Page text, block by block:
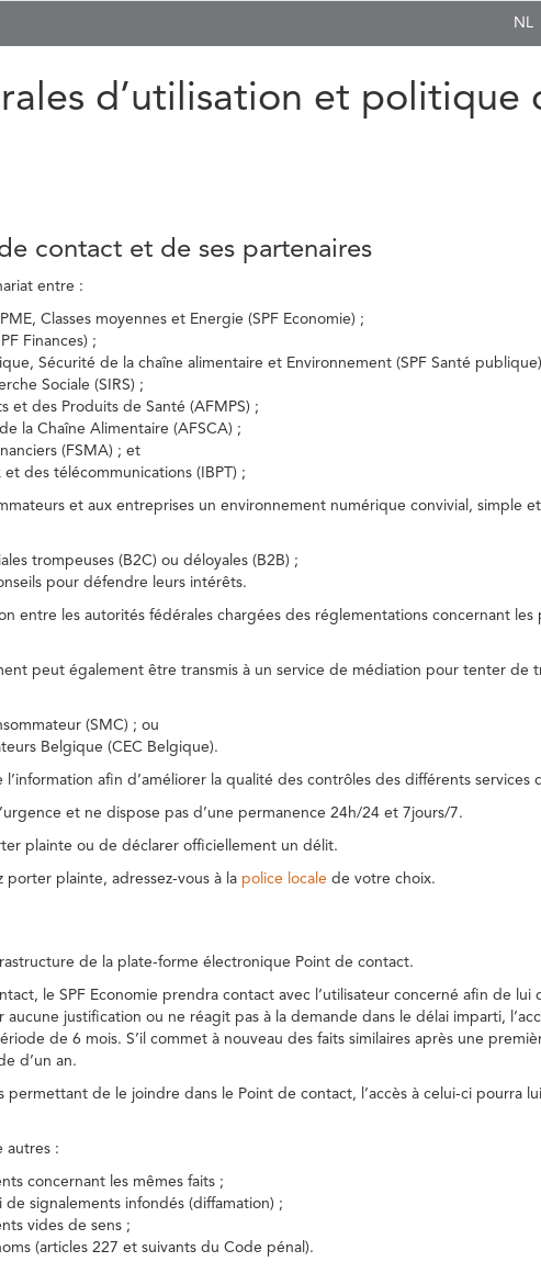
NL
d’utilisation et politique
contact et de ses partenaires
entre :
Classes moyennes et Energie (SPF Economie) ;
Finances) ;
Sécurité de la chaîne alimentaire et Environnement (SPF Santé
Sociale (SIRS) ;
et des Produits de Santé (AFMPS) ;
la Chaîne Alimentaire (AFSCA) ;
(FSMA) ; et
des télécommunications (IBPT) ;
et aux entreprises un environnement numérique convivial, simple
trompeuses (B2C) ou déloyales (B2B) ;
pour défendre leurs intérêts.
entre les autorités fédérales chargées des réglementations concernant les
peut également être transmis à un service de médiation pour tenter de
(SMC) ; ou
Belgique (CEC Belgique).
afin d’améliorer la qualité des contrôles des différents services
et ne dispose pas d’une permanence 24h/24 et 7jours/7.
plainte ou de déclarer officiellement un délit.
porter plainte, adressez-vous à la police locale de votre choix.
de la plate-forme électronique Point de contact.
le SPF Economie prendra contact avec l’utilisateur concerné afin de lui
justification ou ne réagit pas à la demande dans le délai imparti,
de 6 mois. S’il commet à nouveau des faits similaires après une
d’un an.
permettant de le joindre dans le Point de contact, l’accès à celui-ci pourra
autres :
concernant les mêmes faits ;
de signalements infondés (diffamation) ;
vides de sens ;
(articles 227 et suivants du Code pénal).